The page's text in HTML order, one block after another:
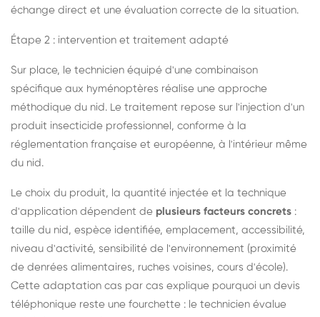
échange direct et une évaluation correcte de la situation.
Étape 2 : intervention et traitement adapté
Sur place, le technicien équipé d'une combinaison
spécifique aux hyménoptères réalise une approche
méthodique du nid. Le traitement repose sur l'injection d'un
produit insecticide professionnel, conforme à la
réglementation française et européenne, à l'intérieur même
du nid.
Le choix du produit, la quantité injectée et la technique
d'application dépendent de plusieurs facteurs concrets :
taille du nid, espèce identifiée, emplacement, accessibilité,
niveau d'activité, sensibilité de l'environnement (proximité
de denrées alimentaires, ruches voisines, cours d'école).
Cette adaptation cas par cas explique pourquoi un devis
téléphonique reste une fourchette : le technicien évalue